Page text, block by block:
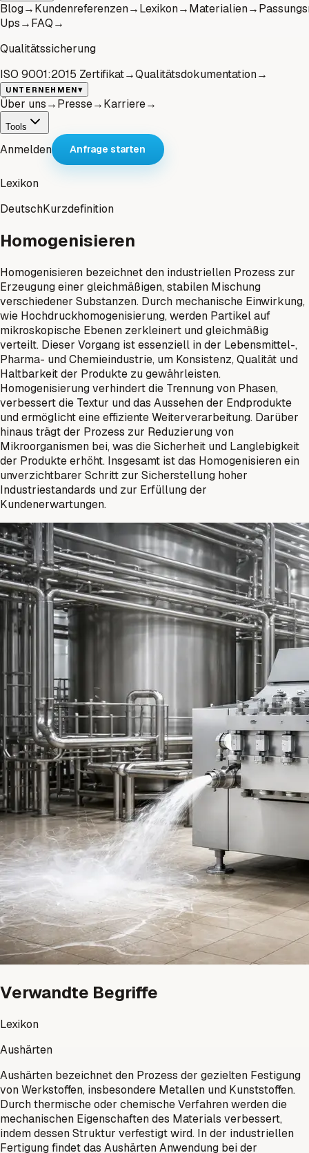
Blog→Kundenreferenzen→Lexikon→Materialien→
Ups→FAQ→
Qualitätssicherung
ISO 9001:2015 Zertifikat→Qualitätsdokumentation→
UNTERNEHMEN▾
Über uns→Presse→Karriere→
Tools
Anmelden Anfrage starten
Lexikon
DeutschKurzdefinition
Homogenisieren
Homogenisieren bezeichnet den industriellen Prozess zur
Erzeugung einer gleichmäßigen, stabilen Mischung
verschiedener Substanzen. Durch mechanische Einwirkung,
wie Hochdruckhomogenisierung, werden Partikel auf
mikroskopische Ebenen zerkleinert und gleichmäßig
verteilt. Dieser Vorgang ist essenziell in der Lebensmittel-,
Pharma- und Chemieindustrie, um Konsistenz, Qualität und
Haltbarkeit der Produkte zu gewährleisten.
Homogenisierung verhindert die Trennung von Phasen,
verbessert die Textur und das Aussehen der Endprodukte
und ermöglicht eine effiziente Weiterverarbeitung. Darüber
hinaus trägt der Prozess zur Reduzierung von
Mikroorganismen bei, was die Sicherheit und Langlebigkeit
der Produkte erhöht. Insgesamt ist das Homogenisieren ein
unverzichtbarer Schritt zur Sicherstellung hoher
Industriestandards und zur Erfüllung der
Kundenerwartungen.
Verwandte Begriffe
Lexikon
Aushärten
Aushärten bezeichnet den Prozess der gezielten Festigung
von Werkstoffen, insbesondere Metallen und Kunststoffen.
Durch thermische oder chemische Verfahren werden die
mechanischen Eigenschaften des Materials verbessert,
indem dessen Struktur verfestigt wird. In der industriellen
Fertigung findet das Aushärten Anwendung bei der